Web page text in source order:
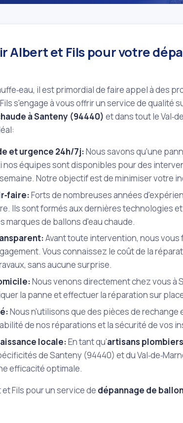
Albert et Fils pour votre
il est primordial de faire appel à des
s'engage à vous offrir un service de qualité
à Santeny (94440) et dans tout le
et urgence 24h/7j:Nous savons qu'une
nos équipes sont disponibles pour des
Notre objectif est de minimiser votre
Forts de nombreuses années
Ils sont formés aux dernières technologies
marques de ballons d'eau chaude.
Avant toute intervention, nous vous
Vous connaissez le coût de la
sans aucune surprise.
Nous venons directement chez vous à
la panne et effectuer la réparation sur
Nous n'utilisons que des pièces de rechange
de nos réparations et la sécurité de vos
locale:En tant qu'artisans
de Santeny (94440) et du
efficacité optimale.
Fils pour un service de dépannage de